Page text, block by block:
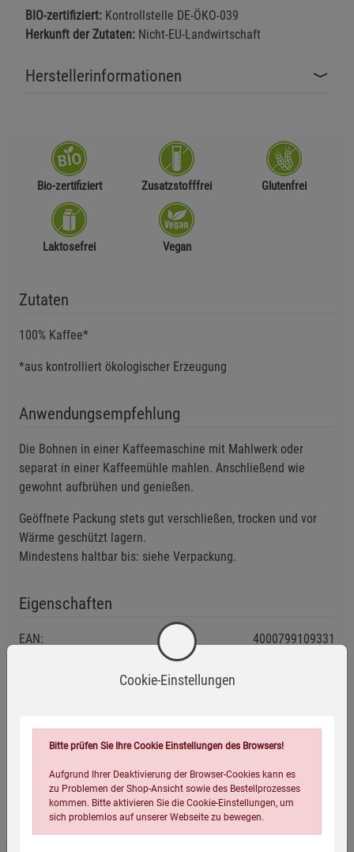
BIO-zertifiziert: Kontrollstelle DE-ÖKO-039
Herkunft der Zutaten: Nicht-EU-Landwirtschaft
Herstellerinformationen
Bio-zertifiziert Zusatzstofffrei Glutenfrei
Laktosefrei Vegan
Zutaten
100% Kaffee*
*aus kontrolliert ökologischer Erzeugung
Anwendungsempfehlung
Die Bohnen in einer Kaffeemaschine mit Mahlwerk oder
separat in einer Kaffeemühle mahlen. Anschließend wie
gewohnt aufbrühen und genießen.
Geöffnete Packung stets gut verschließen, trocken und vor
Wärme geschützt lagern.
Mindestens haltbar bis: siehe Verpackung.
Eigenschaften
EAN:
4000799109331
Wird oft zusammen bestellt:
Cookie-Einstellungen
Bitte prüfen Sie Ihre Cookie Einstellungen des Browsers!
Aufgrund Ihrer Deaktivierung der Browser-Cookies kann es
zu Problemen der Shop-Ansicht sowie des Bestellprozesses
kommen. Bitte aktivieren Sie die Cookie-Einstellungen, um
sich problemlos auf unserer Webseite zu bewegen.